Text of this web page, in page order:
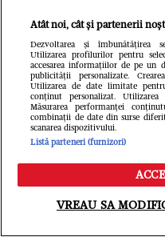
Meniu Caută
Atât noi, cât și partenerii
Dezvoltarea și îmbunătățirea
Utilizarea profilurilor pentru
accesarea informațiilor de pe un
publicității personalizate.
Utilizarea de date limitate
conținut personalizat.
Măsurarea performanței
combinații de date din surse
scanarea dispozitivului.
Listă parteneri (furnizori)
VREAU SA